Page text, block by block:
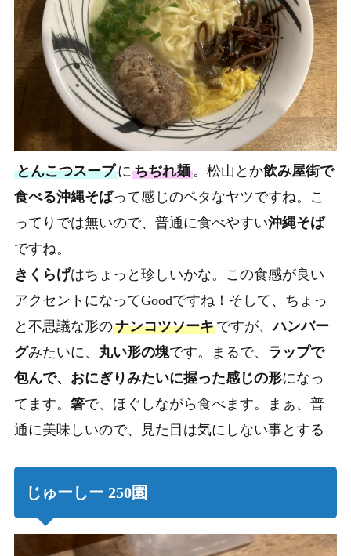
とんこつスープにちぢれ麺。松山とか飲み屋街で
食べる沖縄そばって感じのベタなヤツですね。こ
ってりでは無いので、普通に食べやすい沖縄そば
ですね。
きくらげはちょっと珍しいかな。この食感が良い
アクセントになってGoodですね！そして、ちょっ
と不思議な形のナンコツソーキですが、ハンバー
グみたいに、 丸い形の塊です。まるで、
ラップで
包んで、おにぎりみたいに握った感じの形になっ
てます。 箸で、ほぐしながら食べます。まぁ、普
通に美味しいので、見た目は気にしない事とする
じゅーしー 250園